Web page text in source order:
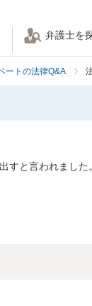
弁護士を
ートの法律Q&A
すと言われました。